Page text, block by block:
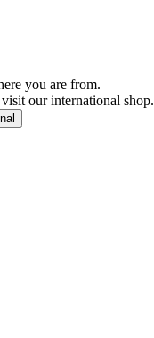
you are from.
our international shop.